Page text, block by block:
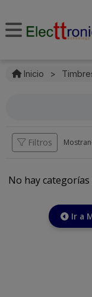
Inicio >
Filtros
No hay
Ir a